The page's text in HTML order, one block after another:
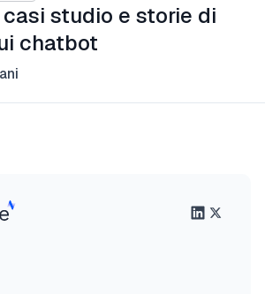
studio e storie di
chatbot